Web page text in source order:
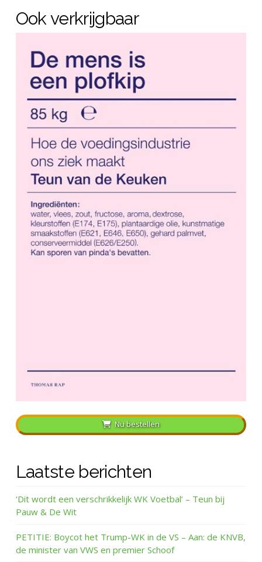
Ook verkrijgbaar
Nu bestellen
Laatste berichten
‘Dit wordt een verschrikkelijk WK Voetbal’ – Teun bij
Pauw & De Wit
PETITIE: Boycot het Trump-WK in de VS – Aan: de KNVB,
de minister van VWS en premier Schoof